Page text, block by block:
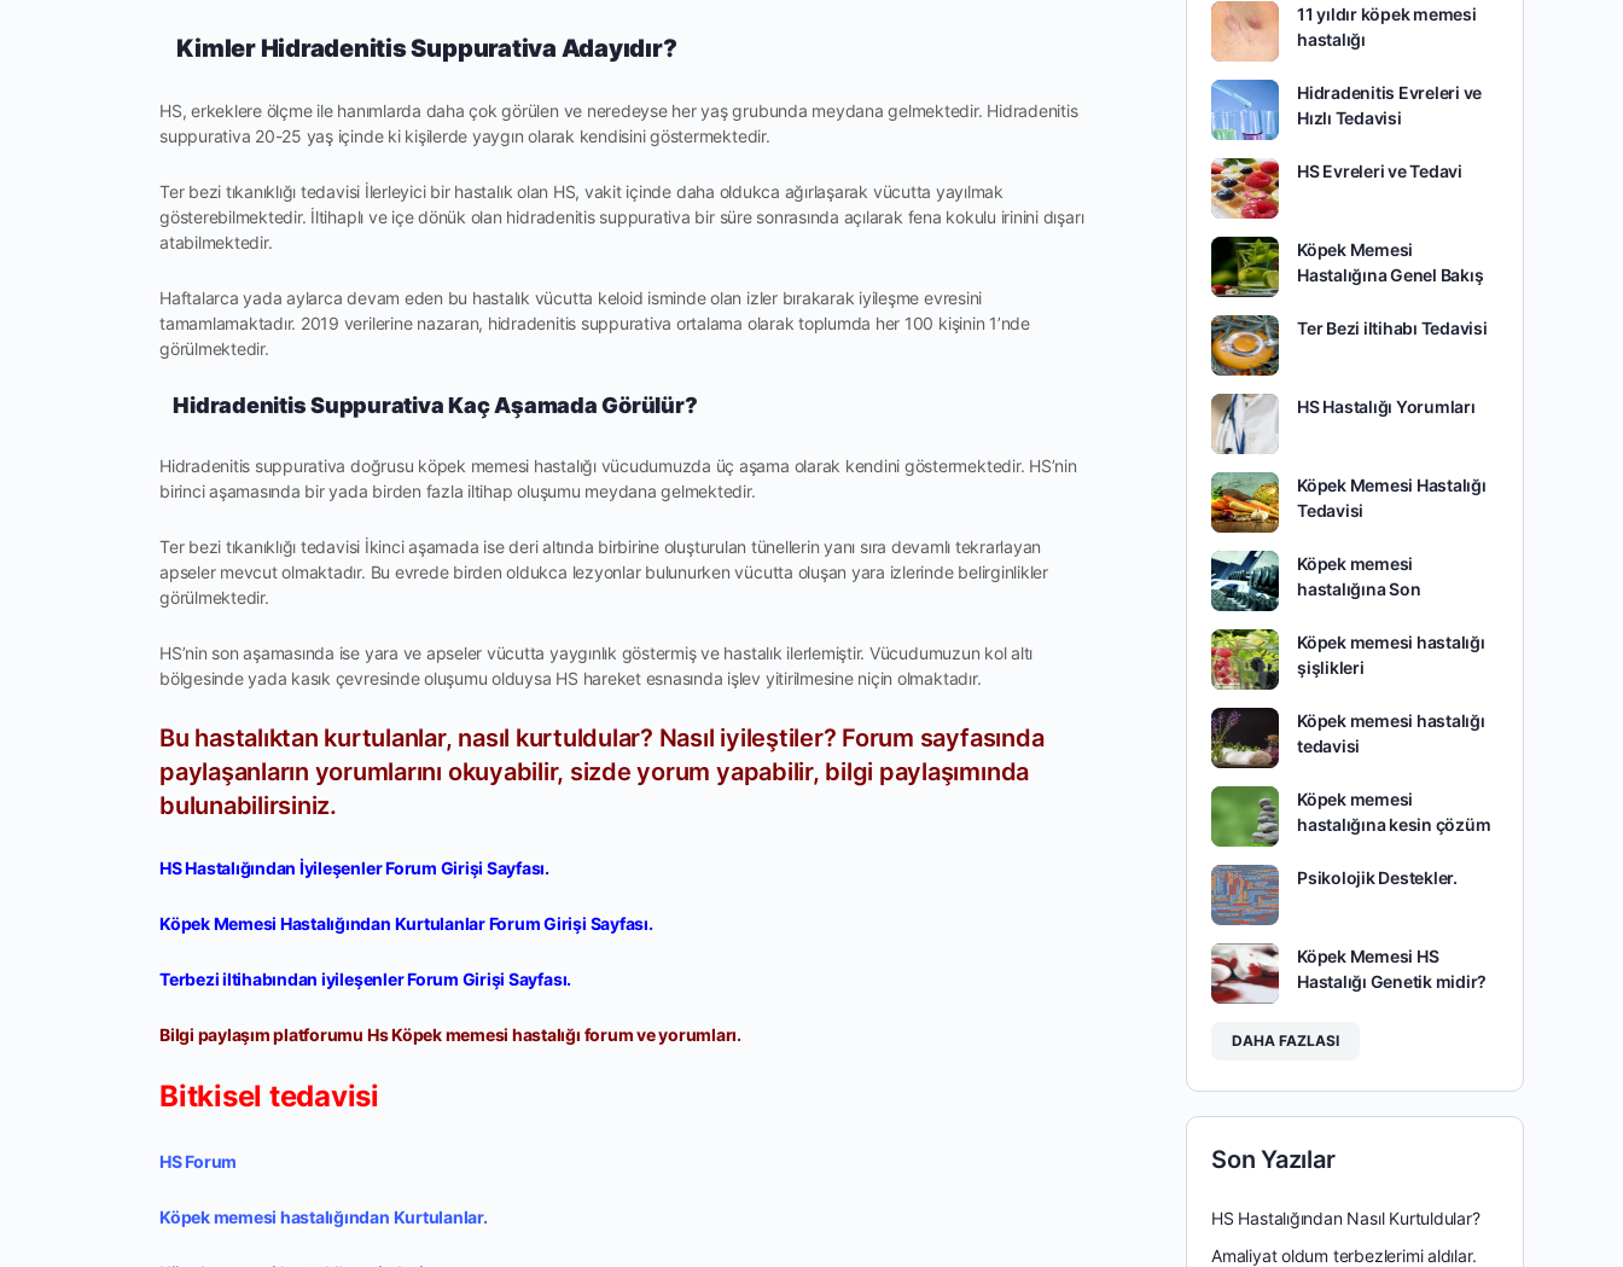
Kimler Hidradenitis Suppurativa Adayıdır?
HS, erkeklere ölçme ile hanımlarda daha çok görülen ve neredeyse her yaş grubunda meydana gelmektedir. Hidradenitis
suppurativa 20-25 yaş içinde ki kişilerde yaygın olarak kendisini göstermektedir.
Ter bezi tıkanıklığı tedavisi İlerleyici bir hastalık olan HS, vakit içinde daha oldukca ağırlaşarak vücutta yayılmak
gösterebilmektedir. İltihaplı ve içe dönük olan hidradenitis suppurativa bir süre sonrasında açılarak fena kokulu irinini dışarı
atabilmektedir.
Haftalarca yada aylarca devam eden bu hastalık vücutta keloid isminde olan izler bırakarak iyileşme evresini
tamamlamaktadır. 2019 verilerine nazaran, hidradenitis suppurativa ortalama olarak toplumda her 100 kişinin 1’nde
görülmektedir.
Hidradenitis Suppurativa Kaç Aşamada Görülür?
Hidradenitis suppurativa doğrusu köpek memesi hastalığı vücudumuzda üç aşama olarak kendini göstermektedir. HS’nin
birinci aşamasında bir yada birden fazla iltihap oluşumu meydana gelmektedir.
Ter bezi tıkanıklığı tedavisi İkinci aşamada ise deri altında birbirine oluşturulan tünellerin yanı sıra devamlı tekrarlayan
apseler mevcut olmaktadır. Bu evrede birden oldukca lezyonlar bulunurken vücutta oluşan yara izlerinde belirginlikler
görülmektedir.
HS’nin son aşamasında ise yara ve apseler vücutta yaygınlık göstermiş ve hastalık ilerlemiştir. Vücudumuzun kol altı
bölgesinde yada kasık çevresinde oluşumu olduysa HS hareket esnasında işlev yitirilmesine niçin olmaktadır.
Bu hastalıktan kurtulanlar, nasıl kurtuldular? Nasıl iyileştiler? Forum sayfasında
paylaşanların yorumlarını okuyabilir, sizde yorum yapabilir, bilgi paylaşımında
bulunabilirsiniz.
HS Hastalığından İyileşenler Forum Girişi Sayfası.
Köpek Memesi Hastalığından Kurtulanlar Forum Girişi Sayfası.
Terbezi iltihabından iyileşenler Forum Girişi Sayfası.
Bilgi paylaşım platforumu Hs Köpek memesi hastalığı forum ve yorumları.
Bitkisel tedavisi
HS Forum
Köpek memesi hastalığından Kurtulanlar.
11 yıldır köpek memesi
hastalığı
Hidradenitis Evreleri ve
Hızlı Tedavisi
HS Evreleri ve Tedavi
Köpek Memesi
Hastalığına Genel Bakış
Ter Bezi iltihabı Tedavisi
HS Hastalığı Yorumları
Köpek Memesi Hastalığı
Tedavisi
Köpek memesi
hastalığına Son
Köpek memesi hastalığı
şişlikleri
Köpek memesi hastalığı
tedavisi
Köpek memesi
hastalığına kesin çözüm
Psikolojik Destekler.
Köpek Memesi HS
Hastalığı Genetik midir?
DAHA FAZLASI
Son Yazılar
HS Hastalığından Nasıl Kurtuldular?
Amaliyat oldum terbezlerimi aldılar.